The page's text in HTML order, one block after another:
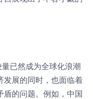
量已然成为全球化浪潮
发展的同时，也面临着
盾的问题。例如，中国